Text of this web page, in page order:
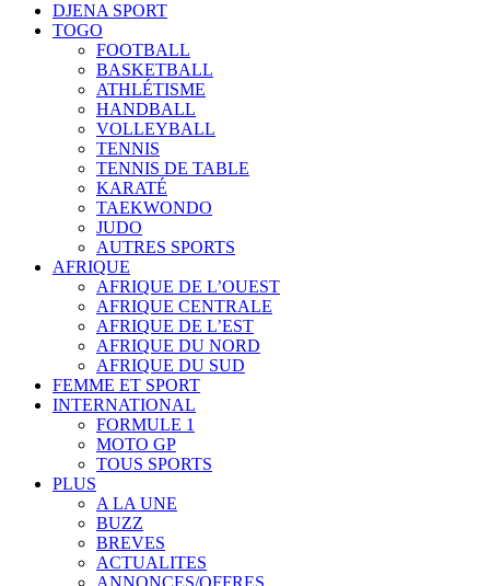
DJENA SPORT
TOGO
FOOTBALL
BASKETBALL
ATHLÉTISME
HANDBALL
VOLLEYBALL
TENNIS
TENNIS DE TABLE
KARATÉ
TAEKWONDO
JUDO
AUTRES SPORTS
AFRIQUE
AFRIQUE DE L’OUEST
AFRIQUE CENTRALE
AFRIQUE DE L’EST
AFRIQUE DU NORD
AFRIQUE DU SUD
FEMME ET SPORT
INTERNATIONAL
FORMULE 1
MOTO GP
TOUS SPORTS
PLUS
A LA UNE
BUZZ
BREVES
ACTUALITES